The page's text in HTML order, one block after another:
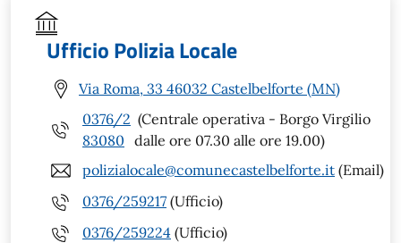
Ufficio Polizia Locale
Via Roma, 33 46032 Castelbelforte (MN)
0376/2
83080
(Centrale operativa - Borgo Virgilio
dalle ore 07.30 alle ore 19.00)
polizialocale@comunecastelbelforte.it (Email)
0376/259217 (Ufficio)
0376/259224 (Ufficio)